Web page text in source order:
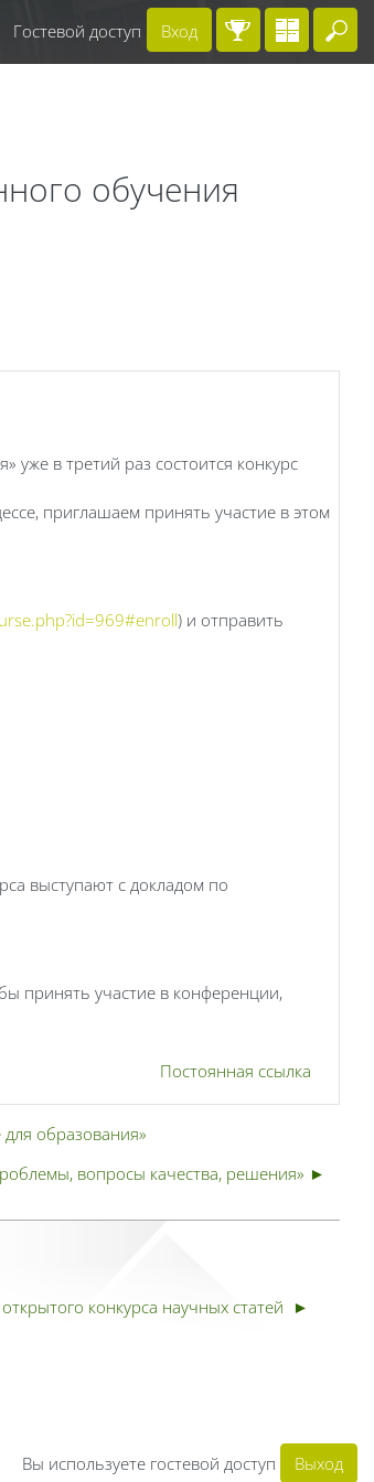
Гостевой доступ Вход
обучения
в третий раз состоится конкурс
приглашаем принять участие в этом
) и отправить
выступают с докладом по
принять участие в конференции,
Постоянная ссылка
образования»
вопросы качества, решения» ►
конкурса научных статей  ►
Вы используете гостевой доступ Выход